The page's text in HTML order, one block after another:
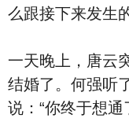
么跟接下来发生
一天晚上，唐云
结婚了。何强听
说：“你终于想